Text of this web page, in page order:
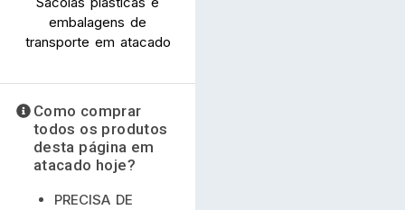
embalagens de
transporte em atacado
Como comprar
todos os produtos
desta página em
atacado hoje?
PRECISA DE